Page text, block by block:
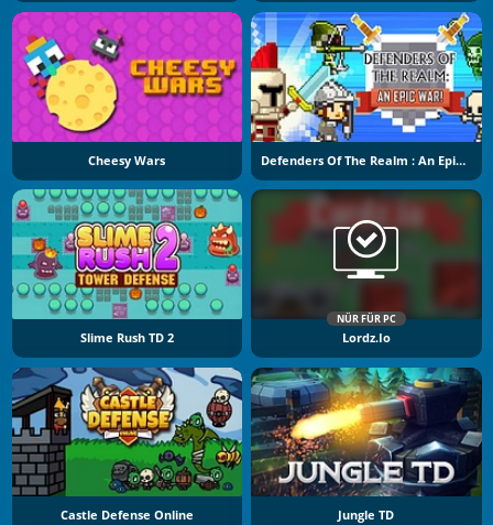
Cheesy Wars Defenders Of The Realm : An Epic War !
Slime Rush TD 2
NÜR FÜR PC
Lordz.io
Castle Defense Online Jungle TD